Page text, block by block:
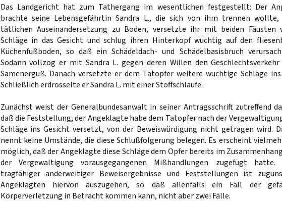
Das Landgericht hat zum Tathergang im wesentlichen festgestellt: Der
brachte seine Lebensgefährtin Sandra L., die sich von ihm trennen
tätlichen Auseinandersetzung zu Boden, versetzte ihr mit beiden Fäusten
Schläge in das Gesicht und schlug ihren Hinterkopf wuchtig auf den
Küchenfußboden, so daß ein Schädeldach- und Schädelbasisbruch
Sodann vollzog er mit Sandra L. gegen deren Willen den
Samenerguß. Danach versetzte er dem Tatopfer weitere wuchtige Schläge ins
Schließlich erdrosselte er Sandra L. mit einer Stoffschlaufe.
Zunächst weist der Generalbundesanwalt in seiner Antragsschrift zutreffend
daß die Feststellung, der Angeklagte habe dem Tatopfer nach der
Schläge ins Gesicht versetzt, von der Beweiswürdigung nicht getragen wird.
nennt keine Umstände, die diese Schlußfolgerung belegen. Es erscheint
möglich, daß der Angeklagte diese Schläge dem Opfer bereits im
der Vergewaltigung vorausgegangenen Mißhandlungen zugefügt hatte.
tragfähiger anderweitiger Beweisergebnisse und Feststellungen ist
Angeklagten hiervon auszugehen, so daß allenfalls ein Fall der
Körperverletzung in Betracht kommen kann, nicht aber zwei Fälle.